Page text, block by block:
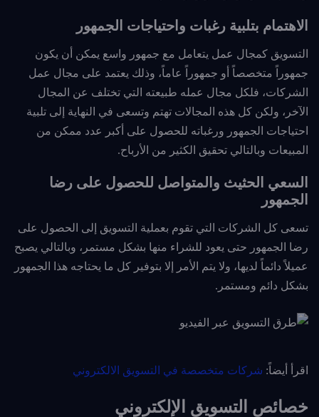
الاهتمام بتلبية رغبات واحتياجات الجمهور
التسويق كمجال عمل يتعامل مع جمهور واسع يمكن أن يكون
جمهوراً متخصصاً أو جمهوراً عاماً، وذلك يعتمد على مجال عمل
الشركات، فلكل مجال عمله طبيعته التي تختلف عن المجال
الآخر، ولكن كل هذه المجالات تهتم وتسعى في النهاية إلى تلبية
احتياجات الجمهور ورغباته للحصول على أكبر عدد ممكن من
المبيعات وبالتالي تحقيق الكثير من الأرباح.
السعي الحثيث والمتواصل للحصول على رضا
الجمهور
تسعى كل الشركات التي تقوم بعملية التسويق إلى الحصول على
رضا الجمهور حتى يعود للشراء منها بشكل مستمر، وبالتالي يصبح
عميلاً دائماً لديها، ولا يتم الأمر إلا بتوفير كل ما يحتاجه هذا الجمهور
بشكل دائم ومستمر.
اقرأ أيضاً: شركات متخصصة في التسويق الالكتروني
خصائص التسويق الإلكتروني